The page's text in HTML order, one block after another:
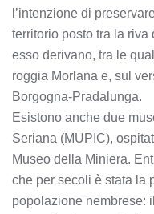
l’intenzione di
territorio posto tra la
esso derivano, tra le
roggia Morlana e, sul
Borgogna-Pradalunga.
Esistono anche due
Seriana (MUPIC),
Museo della Miniera.
che per secoli è stata la
popolazione nembrese: